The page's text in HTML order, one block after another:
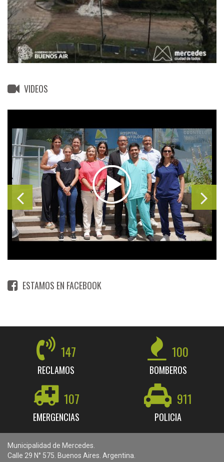
VIDEOS
ESTAMOS EN FACEBOOK
147
RECLAMOS
100
BOMBEROS
107
EMERGENCIAS
911
POLICIA
Municipalidad de Mercedes.
Calle 29 N° 575. Buenos Aires. Argentina.